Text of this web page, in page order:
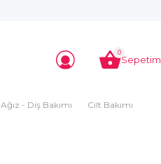
Sepetim
0
Ağız - Diş Bakımı Cilt Bakımı